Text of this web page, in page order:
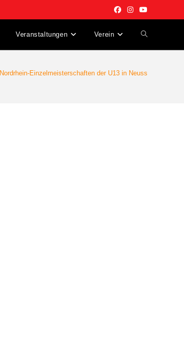
Veranstaltungen Verein Website-
Nordrhein-Einzelmeisterschaften der U13 in Neuss